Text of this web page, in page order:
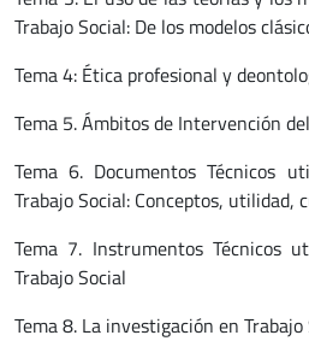
Trabajo Social: De los modelos
Tema 4: Ética profesional y
Tema 5. Ámbitos de Intervención
Tema 6. Documentos Técnicos
Trabajo Social: Conceptos, utilidad,
Tema 7. Instrumentos Técnicos
Trabajo Social
Tema 8. La investigación en Trabajo